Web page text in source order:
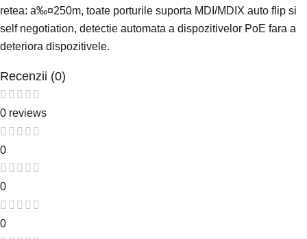
retea: a‰¤250m, toate porturile suporta MDI/MDIX auto flip si
self negotiation, detectie automata a dispozitivelor PoE fara a
deteriora dispozitivele.
Recenzii (0)
0 reviews
0
0
0